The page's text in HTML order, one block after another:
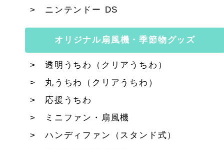
ニンテンドー DS
オリジナル扇風機・季節物グッズ
透明うちわ（クリアうちわ）
丸うちわ（クリアうちわ）
応援うちわ
ミニファン・扇風機
ハンディファン（スタンド式）